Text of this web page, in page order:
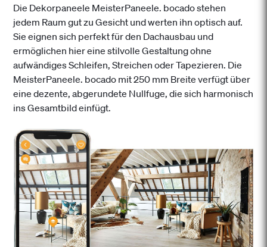
Die Dekorpaneele MeisterPaneele. bocado stehen
jedem Raum gut zu Gesicht und werten ihn optisch auf.
Sie eignen sich perfekt für den Dachausbau und
ermöglichen hier eine stilvolle Gestaltung ohne
aufwändiges Schleifen, Streichen oder Tapezieren. Die
MeisterPaneele. bocado mit 250 mm Breite verfügt über
eine dezente, abgerundete Nullfuge, die sich harmonisch
ins Gesamtbild einfügt.